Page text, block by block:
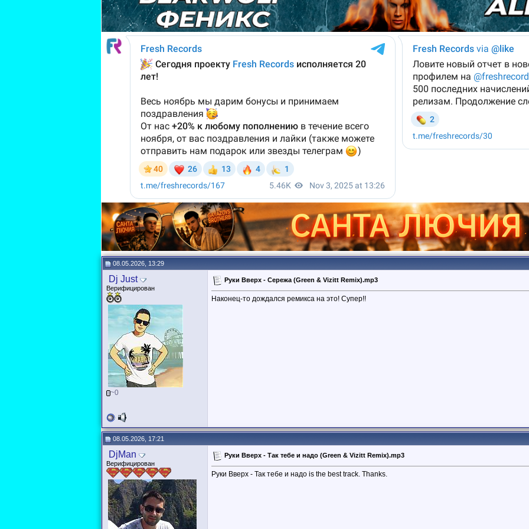
08.05.2026, 13:29
Dj Just
Верифицирован
~0
Руки Вверх - Сережа (Green & Vizitt Remix).mp3
Наконец-то дождался ремикса на это! Супер!!
08.05.2026, 17:21
DjMan
Верифицирован
Руки Вверх - Так тебе и надо (Green & Vizitt Remix).mp3
Руки Вверх - Так тебе и надо is the best track. Thanks.